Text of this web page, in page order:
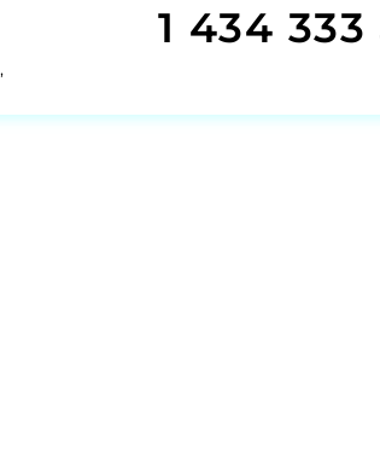
1 434 333